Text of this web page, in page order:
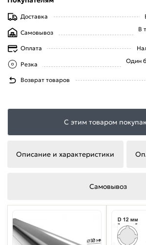
Доставка
Самовывоз В
Оплата
Резка Один
Возврат товаров
С этим товаром
Описание и характеристики
Самовывоз